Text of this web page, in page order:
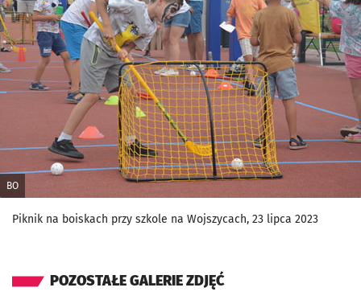
BO
Piknik na boiskach przy szkole na Wojszycach, 23 lipca 2023
POZOSTAŁE GALERIE ZDJĘĆ